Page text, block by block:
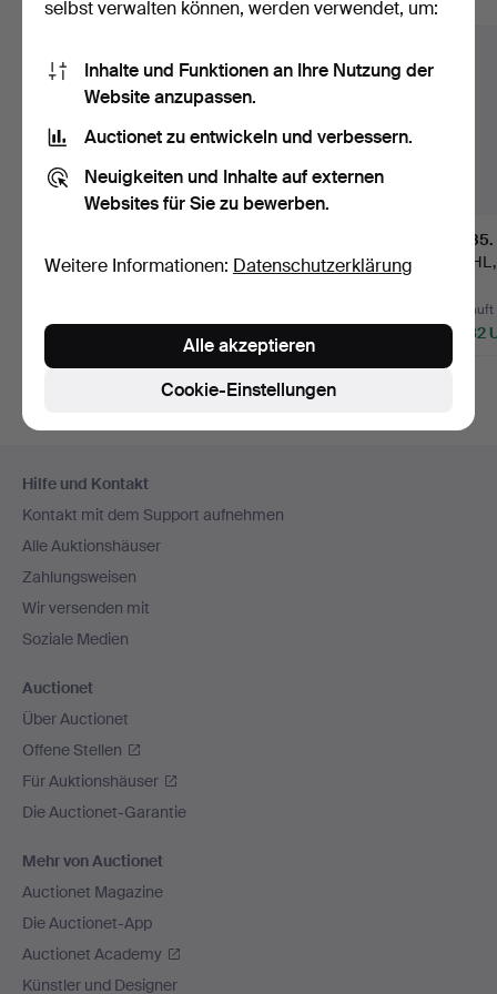
WADSTRÖM. SULLAS-
14.707 USD
Ausgewähltes
STÜHLE, 4 Stk.
Ausgewähltes
Objekt
135.
STÅHL,
PAAR.
Verkauft
14.182
Navigation
Hilfe und Kontakt
Kontakt mit dem Support aufnehmen
Alle Auktionshäuser
Zahlungsweisen
Wir versenden mit
Soziale Medien
Auctionet
Über Auctionet
Offene Stellen
Für Auktionshäuser
Die Auctionet-Garantie
Mehr von Auctionet
Auctionet Magazine
Die Auctionet-App
Auctionet Academy
Künstler und Designer
selbst verwalten können, werden verwendet, um:
Inhalte und Funktionen an Ihre Nutzung der
Website anzupassen.
Auctionet zu entwickeln und verbessern.
Neuigkeiten und Inhalte auf externen
Websites für Sie zu bewerben.
Weitere Informationen: Datenschutzerklärung
Cookie-Einstellungen
Alle akzeptieren